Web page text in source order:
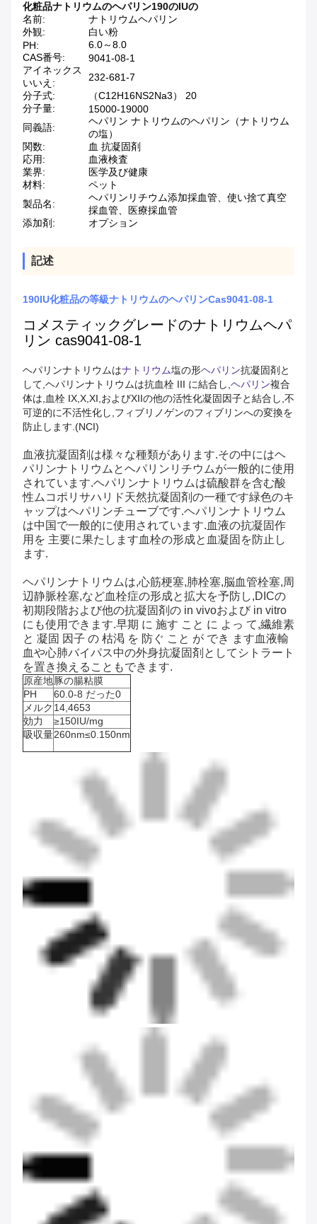
化粧品ナトリウムのヘパリン190のIUの
名前:
ナトリウムヘパリン
外観:
白い粉
PH:
6.0～8.0
CAS番号:
9041-08-1
アイネックス
いいえ:
232-681-7
分子式:
（C12H16NS2Na3） 20
分子量:
15000-19000
同義語:
ヘパリン ナトリウムのヘパリン（ナトリウム
の塩）
関数:
血 抗凝固剤
応用:
血液検査
業界:
医学及び健康
材料:
ペット
製品名:
ヘパリンリチウム添加採血管、使い捨て真空
採血管、医療採血管
添加剤:
オプション
記述
190IU化粧品の等級ナトリウムのヘパリンCas9041-08-1
コメスティックグレードのナトリウムヘパ
リン cas9041-08-1
ヘパリンナトリウムはナトリウム塩の形ヘパリン抗凝固剤と
して,ヘパリンナトリウムは抗血栓 III に結合し,ヘパリン複合
体は,血栓 IX,X,XI,およびXIIの他の活性化凝固因子と結合し,不
可逆的に不活性化し,フィブリノゲンのフィブリンへの変換を
防止します.(NCI)
血液抗凝固剤は様々な種類があります.その中にはヘ
パリンナトリウムとヘパリンリチウムが一般的に使用
されています.ヘパリンナトリウムは硫酸群を含む酸
性ムコポリサハリド天然抗凝固剤の一種です緑色のキ
ャップはヘパリンチューブです.ヘパリンナトリウム
は中国で一般的に使用されています.血液の抗凝固作
用を 主要に果たします血栓の形成と血凝固を防止し
ます.
ヘパリンナトリウムは,心筋梗塞,肺栓塞,脳血管栓塞,周
辺静脈栓塞,など血栓症の形成と拡大を予防し,DICの
初期段階および他の抗凝固剤の in vivoおよび in vitro
にも使用できます.早期 に 施す こと に よっ て,繊維素
と 凝固 因子 の 枯渇 を 防ぐ こと が でき ます血液輸
血や心肺バイパス中の外身抗凝固剤としてシトラート
を置き換えることもできます.
原産地豚の腸粘膜
PH
60.0-8 だった0
メルク 14,4653
効力
≥150IU/mg
吸収量260nm≤0.150nm